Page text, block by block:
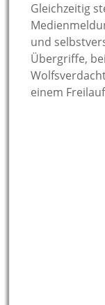
Gleichzeitig
und
Übergriffe,
einem